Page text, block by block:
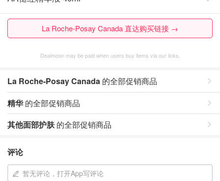
La Roche-Posay Canada 直达购买链接 →
Dealmoon may be paid when users buy items via our links.
La Roche-Posay Canada 的全部促销商品
精华的全部促销商品
其他面部护肤的全部促销商品
评论
暂无评论，打开App写评论